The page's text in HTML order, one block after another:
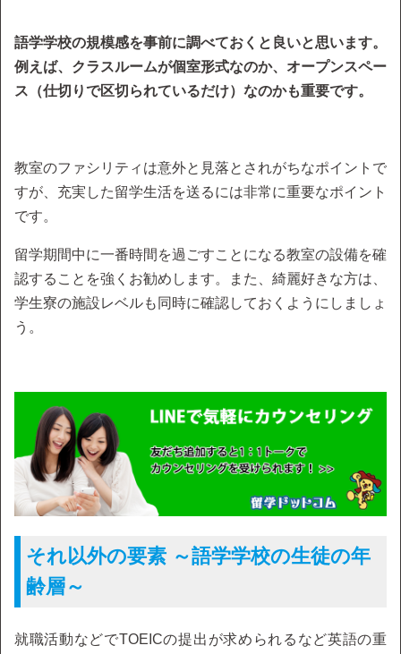
語学学校の規模感を事前に調べておくと良いと思います。
例えば、クラスルームが個室形式なのか、オープンスペー
ス（仕切りで区切られているだけ）なのかも重要です。
教室のファシリティは意外と見落とされがちなポイントで
すが、充実した留学生活を送るには非常に重要なポイント
です。
留学期間中に一番時間を過ごすことになる教室の設備を確
認することを強くお勧めします。また、綺麗好きな方は、
学生寮の施設レベルも同時に確認しておくようにしましょ
う。
それ以外の要素 ～語学学校の生徒の年
齢層～
就職活動などでTOEICの提出が求められるなど英語の重